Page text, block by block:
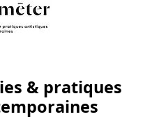
& pratiques